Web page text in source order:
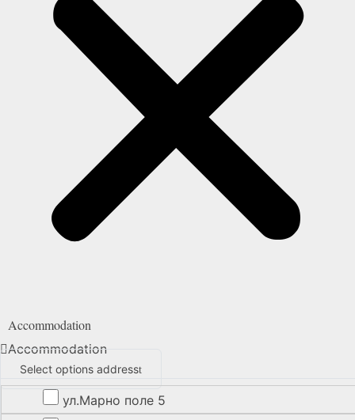
Accommodation
Accommodation
Select options address
ул.Марно поле 5